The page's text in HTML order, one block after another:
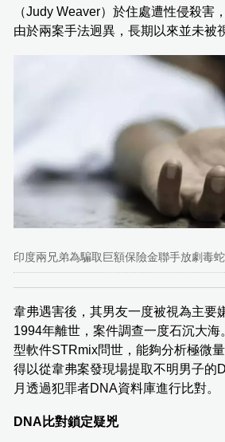
（Judy Weaver）於住處遭性侵殺害
由於兩案手法迥異，長期以來並未被
印度兩兄弟為騙取巨額保險金聯手放劇毒
韋弗遇害後，其男友一度被視為主要
1994年離世，案件調查一度石沉大
型軟件STRmix問世，能夠分析極微
得以從韋弗案發現場提取不明男子的
月透過犯罪者DNA資料庫進行比對。
DNA比對鎖定疑兇